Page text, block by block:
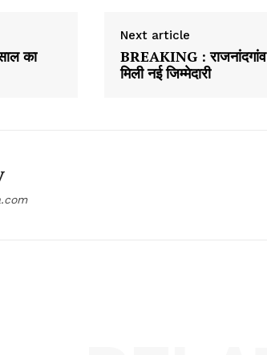
का
Next article
BREAKING :
मिली नई जिम्मेदारी